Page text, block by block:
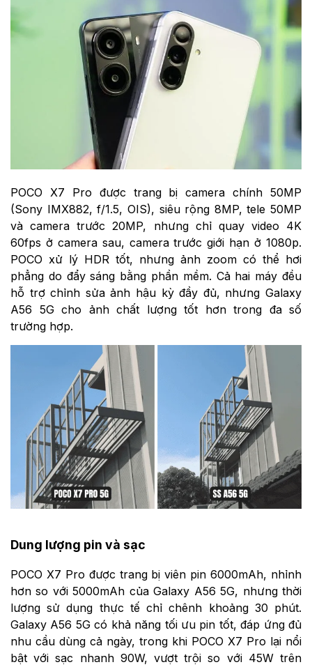
POCO X7 Pro được trang bị camera chính 50MP
(Sony IMX882, f/1.5, OIS), siêu rộng 8MP, tele 50MP
và camera trước 20MP, nhưng chỉ quay video 4K
60fps ở camera sau, camera trước giới hạn ở 1080p.
POCO xử lý HDR tốt, nhưng ảnh zoom có thể hơi
phẳng do đẩy sáng bằng phần mềm. Cả hai máy đều
hỗ trợ chỉnh sửa ảnh hậu kỳ đầy đủ, nhưng Galaxy
A56 5G cho ảnh chất lượng tốt hơn trong đa số
trường hợp.
Dung lượng pin và sạc
POCO X7 Pro được trang bị viên pin 6000mAh, nhỉnh
hơn so với 5000mAh của Galaxy A56 5G, nhưng thời
lượng sử dụng thực tế chỉ chênh khoảng 30 phút.
Galaxy A56 5G có khả năng tối ưu pin tốt, đáp ứng đủ
nhu cầu dùng cả ngày, trong khi POCO X7 Pro lại nổi
bật với sạc nhanh 90W, vượt trội so với 45W trên